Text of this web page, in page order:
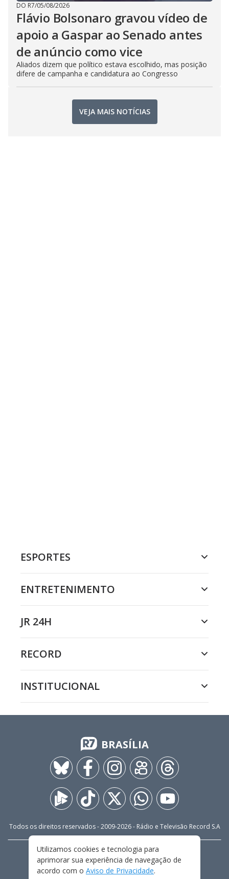
DO R7/05/08/2026
Flávio Bolsonaro gravou vídeo de
apoio a Gaspar ao Senado antes
de anúncio como vice
Aliados dizem que político estava escolhido, mas posição
difere de campanha e candidatura ao Congresso
VEJA MAIS NOTÍCIAS
ESPORTES
ENTRETENIMENTO
JR 24H
RECORD
INSTITUCIONAL
BRASÍLIA
Todos os direitos reservados - 2009-2026- Rádio e Televisão Record S.A
FALE CONOSCO
PRIVACIDADE
TERMOS E CONDIÇÕES DE USO
Utilizamos cookies e tecnologia para
aprimorar sua experiência de navegação de
acordo com o Aviso de Privacidade.